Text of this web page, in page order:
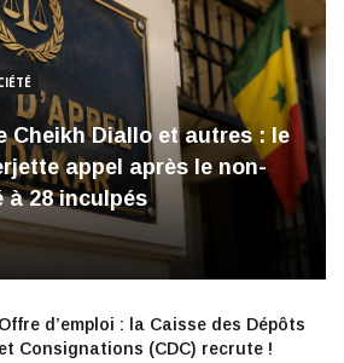
Cheikh Diallo et autres : le
appel après le non-
à 28 inculpés
Offre d’emploi : la Caisse des Dépôts
et Consignations (CDC) recrute !